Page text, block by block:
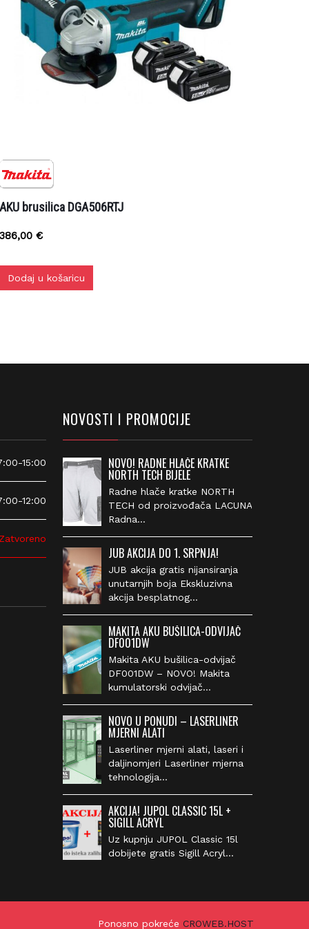
brusilica DGA506RTJ
€
Dodaj u košaricu
15:00
12:00
NOVOSTI I PROMOCIJE
NOVO! RADNE HLAČE KRATKE
NORTH TECH BIJELE
Radne hlače kratke NORTH
TECH od proizvođača
LACUNA Radna…
JUB AKCIJA DO 1. SRPNJA!
JUB akcija gratis nijansiranja
unutarnjih boja Ekskluzivna
akcija besplatnog…
MAKITA AKU BUŠILICA-ODVIJAČ
DF001DW
Makita AKU bušilica-odvijač
DF001DW – NOVO! Makita
kumulatorski odvijač…
NOVO U PONUDI – LASERLINER
MJERNI ALATI
Laserliner mjerni alati, laseri i
daljinomjeri Laserliner mjerna
tehnologija…
AKCIJA! JUPOL CLASSIC 15L +
SIGILL ACRYL
Uz kupnju JUPOL Classic 15l
dobijete gratis Sigill Acryl…
Ponosno pokrećeCROWEB.HOST